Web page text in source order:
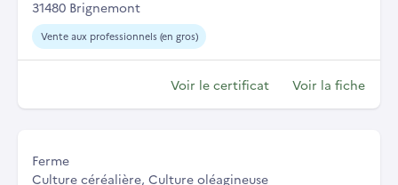
31480 Brignemont
Vente aux professionnels (en gros)
Voir le certificat Voir la fiche
Ferme
Culture céréalière, Culture oléagineuse